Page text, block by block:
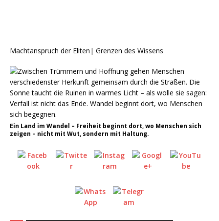
Machtanspruch der Eliten| Grenzen des Wissens
Ein Land im Wandel – Freiheit beginnt dort, wo Menschen sich
zeigen – nicht mit Wut, sondern mit Haltung.